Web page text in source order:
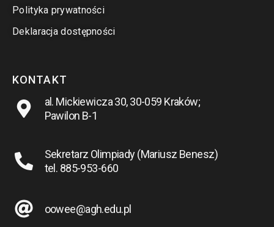
Polityka prywatności
Deklaracja dostępności
KONTAKT
al. Mickiewicza 30, 30-059 Kraków;
Pawilon B-1
Sekretarz Olimpiady (Mariusz Benesz)
tel. 885-953-660
oowee@agh.edu.pl